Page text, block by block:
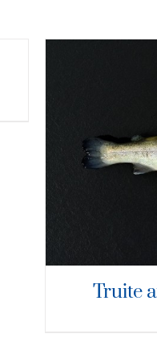
Truite